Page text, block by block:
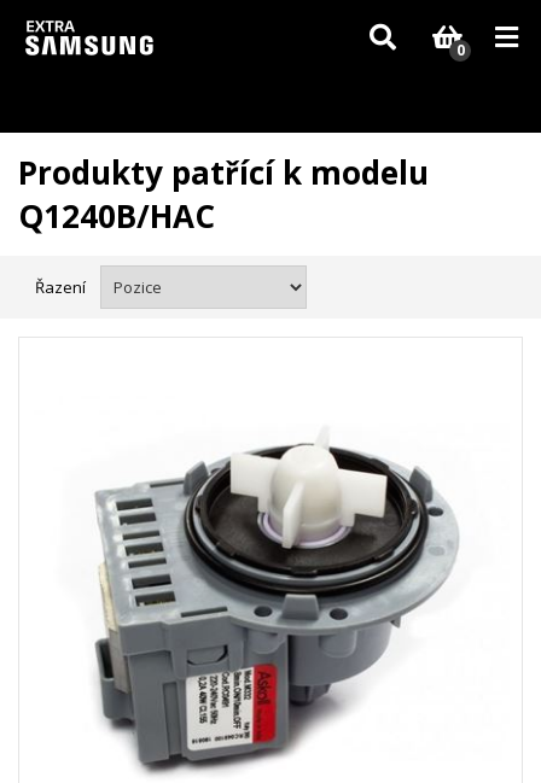
Vzhledem k aktuální situaci se může dodání dílů, které nejsou skladem,
zpozdit. Děkujeme za pochopení.
0
Produkty patřící k modelu
Q1240B/HAC
Řazení